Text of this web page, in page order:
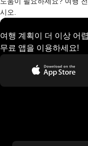
시오.
여행 계획이 더 이상 어
무료 앱을 이용하세요!